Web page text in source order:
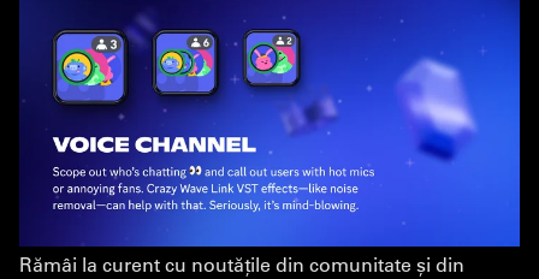
Rămâi la curent cu noutățile din comunitate și din